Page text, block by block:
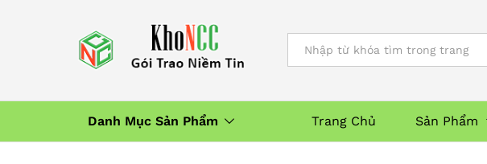
Danh Mục Sản Phẩm Trang Chủ Sản Phẩm